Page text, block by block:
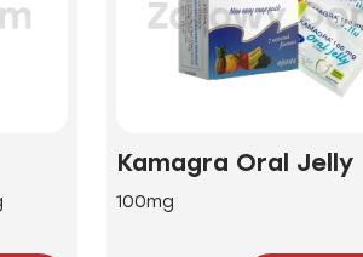
Kamagra Oral Jelly
100mg